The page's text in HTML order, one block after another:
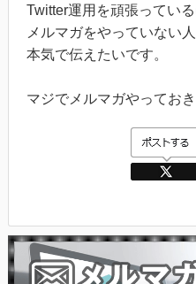
Twitter運用を頑張ってい
メルマガをやっていない
本気で伝えたいです。
マジでメルマガやっておき